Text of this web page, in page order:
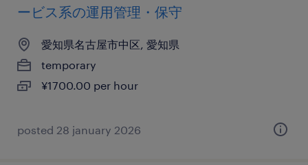
ービス系の運用管理・保守
愛知県名古屋市中区, 愛知県
temporary
¥1700.00 per hour
posted 28 january 2026